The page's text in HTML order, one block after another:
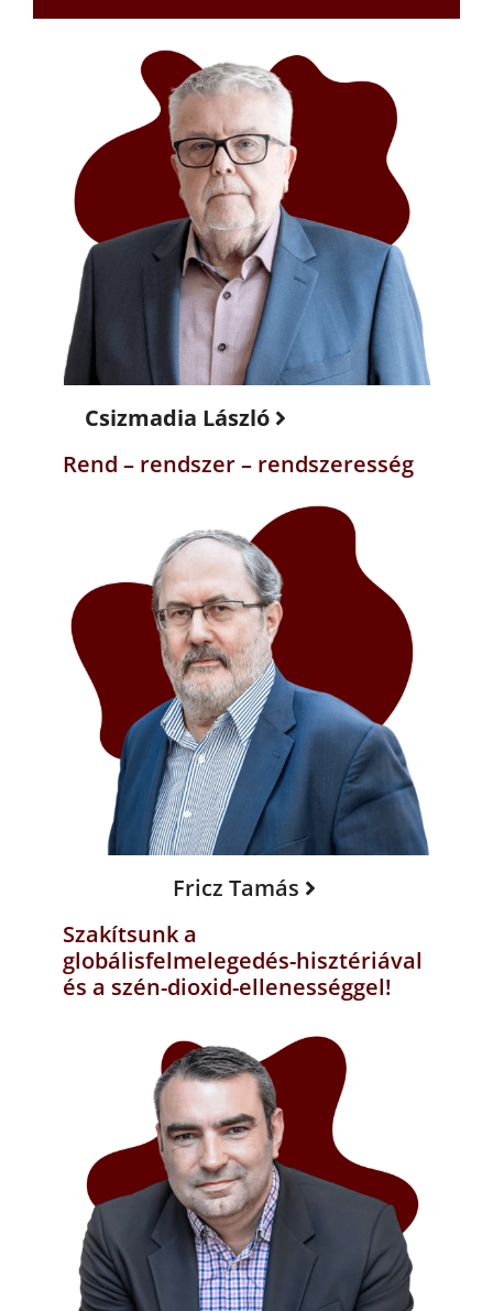
Csizmadia László
Rend – rendszer – rendszeresség
Fricz Tamás
Szakítsunk a
globálisfelmelegedés-hisztériával
és a szén-dioxid-ellenességgel!